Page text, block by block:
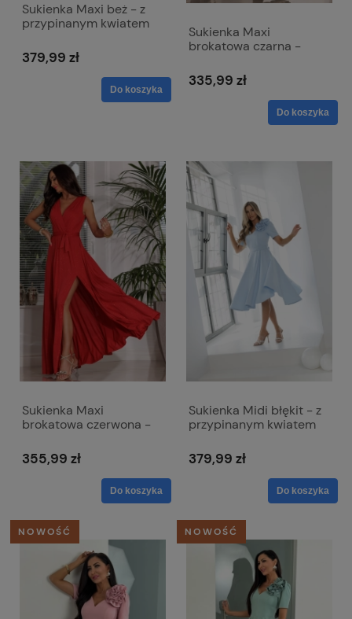
Sukienka Maxi beż - z
przypinanym kwiatem
379,99 zł
Do koszyka
Sukienka Maxi
brokatowa czarna -
ramionami - Salma
335,99 zł
Do koszyka
Sukienka Maxi
brokatowa czerwona -
ramionami - Salma
355,99 zł
Do koszyka
Sukienka Midi błękit - z
przypinanym kwiatem
379,99 zł
Do koszyka
NOWOŚĆ NOWOŚĆ